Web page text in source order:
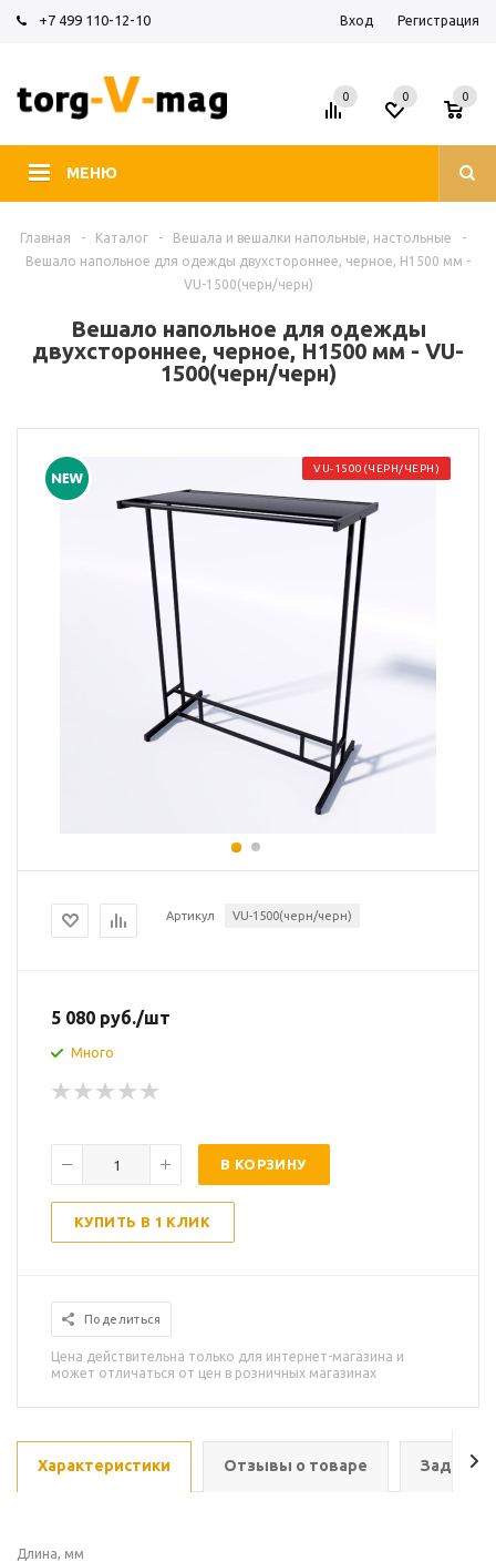
+7 499 110-12-10 Вход Регистрация
МЕНЮ
0 0
0
Главная - Каталог - Вешала и вешалки напольные, настольные
-
Вешало напольное для одежды двухстороннее, черное, H1500 мм -
VU-1500(черн/черн)
Вешало напольное для одежды
двухстороннее, черное, H1500 мм - VU-
1500(черн/черн)
VU-1500(ЧЕРН/ЧЕРН)
Артикул VU-1500(черн/черн)
5 080 руб./шт
Много
В КОРЗИНУ
КУПИТЬ В 1 КЛИК
Поделиться
Цена действительна только для интернет-магазина и
может отличаться от цен в розничных магазинах
Характеристики Отзывы о товаре Задать
Длина, мм